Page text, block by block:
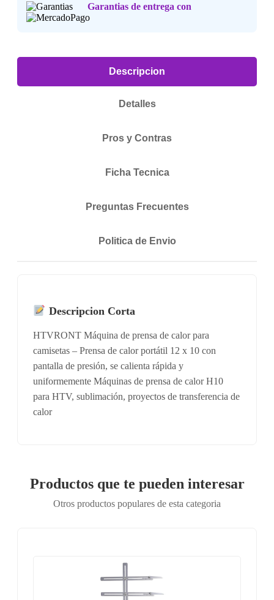
Consulta nuestra Politica de Devoluciones.
Garantias de entrega con
Descripcion
Detalles
Pros y Contras
Ficha Tecnica
Preguntas Frecuentes
Politica de Envio
Descripcion Corta
HTVRONT Máquina de prensa de calor para
camisetas – Prensa de calor portátil 12 x 10 con
pantalla de presión, se calienta rápida y
uniformemente Máquinas de prensa de calor H10
para HTV, sublimación, proyectos de transferencia de
calor
Productos que te pueden interesar
Otros productos populares de esta categoria